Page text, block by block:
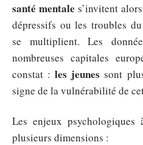
santé mentale s’invitent
dépressifs ou les troubles
se multiplient. Les
nombreuses capitales
constat :les jeunes sont
signe de la vulnérabilité de
Les enjeux
plusieurs dimensions :